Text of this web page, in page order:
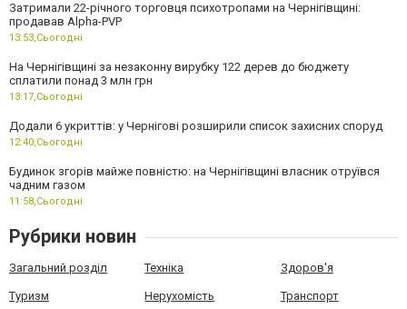
Затримали 22-річного торговця психотропами на Чернігівщині:
продавав Alpha-PVP
13:53,Сьогодні
На Чернігівщині за незаконну вирубку 122 дерев до бюджету
сплатили понад 3 млн грн
13:17,Сьогодні
Додали 6 укриттів: у Чернігові розширили список захисних споруд
12:40,Сьогодні
Будинок згорів майже повністю: на Чернігівщині власник отруївся
чадним газом
11:58,Сьогодні
Рубрики новин
Загальний розділ Техніка Здоров'я
Туризм Нерухомість Транспорт